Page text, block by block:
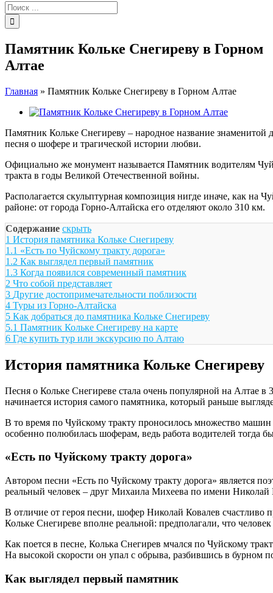
Результат
поиска:
Памятник Кольке Снегиреву в Горном
Алтае
Главная » Памятник Кольке Снегиреву в Горном Алтае
View
Image
Памятник Кольке Снегиреву – народное название знаменитой
песня о шофере и трагической истории любви.
Официально же монумент называется Памятник водителям
тракта в годы Великой Отечественной войны.
Располагается скульптурная композиция нигде иначе, как на
районе: от города Горно-Алтайска его отделяют около 310 км.
Содержание скрыть
1 История памятника Кольке Снегиреву
1.1 «Есть по Чуйскому тракту дорога»
1.2 Как выглядел первый памятник
1.3 Когда появился современный памятник
2 Что собой представляет
3 Другие достопримечательности поблизости
4 Туры из Горно-Алтайска
5 Как добраться до памятника Кольке Снегиреву
5.1 Памятник Кольке Снегиреву на карте
6 Где купить тур или экскурсию по Алтаю
История памятника Кольке Снегиреву
Песня о Кольке Снегиреве стала очень популярной на Алтае в
начинается история самого памятника, который раньше
В то время по Чуйскому тракту проносилось множество
особенно полюбилась шоферам, ведь работа водителей тогда
«Есть по Чуйскому тракту дорога»
Автором песни «Есть по Чуйскому тракту дорога» является
реальный человек – друг Михаила Михеева по имени Николай
В отличие от героя песни, шофер Николай Ковалев
Кольке Снегиреве вполне реальной: предполагали, что
Как поется в песне, Колька Снегирев мчался по Чуйскому
На высокой скорости он упал с обрыва, разбившись в бурном
Как выглядел первый памятник